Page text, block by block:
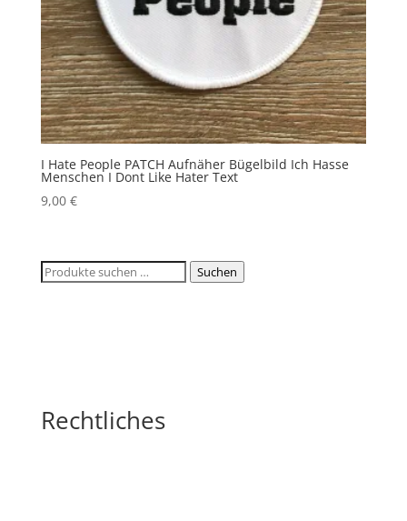
I Hate People PATCH Aufnäher Bügelbild Ich Hasse
Menschen I Dont Like Hater Text
9,00 €
Suchen
Suchen
Rechtliches